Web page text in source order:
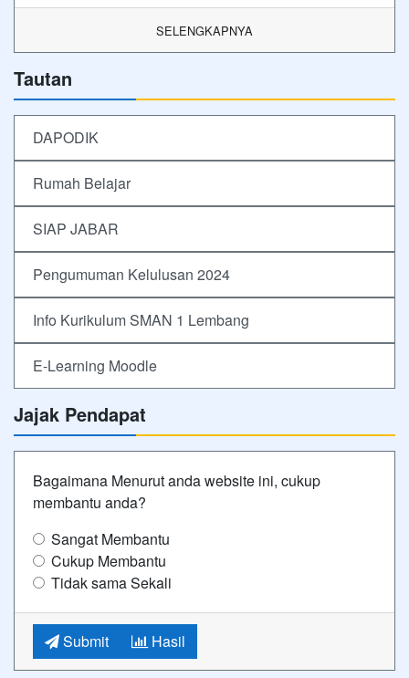
SELENGKAPNYA
Tautan
DAPODIK
Rumah Belajar
SIAP JABAR
Pengumuman Kelulusan 2024
Info Kurikulum SMAN 1 Lembang
E-Learning Moodle
Jajak Pendapat
Bagaimana Menurut anda website ini, cukup
membantu anda?
Sangat Membantu
Cukup Membantu
Tidak sama Sekali
Submit Hasil